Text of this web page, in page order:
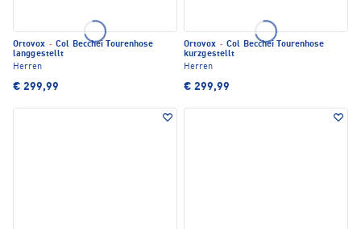
Ortovox · Col Becchei Tourenhose
langgestellt
Herren
€ 299,99
Ortovox · Col Becchei Tourenhose
kurzgestellt
Herren
€ 299,99